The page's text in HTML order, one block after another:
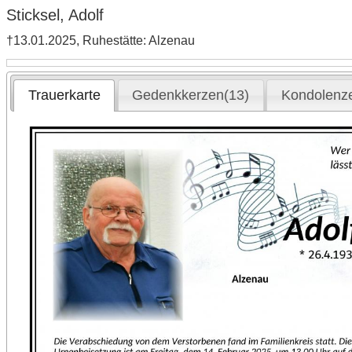
Sticksel, Adolf
†13.01.2025, Ruhestätte: Alzenau
Trauerkarte Gedenkkerzen(13)